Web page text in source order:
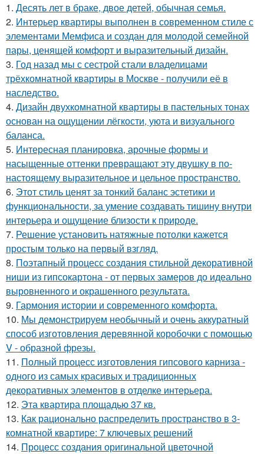
1. Десять лет в браке, двое детей, обычная семья.
2. Интерьер квартиры выполнен в современном стиле с
элементами Мемфиса и создан для молодой семейной
пары, ценящей комфорт и выразительный дизайн.
3. Год назад мы с сестрой стали владелицами
трёхкомнатной квартиры в Москве - получили её в
наследство.
4. Дизайн двухкомнатной квартиры в пастельных тонах
основан на ощущении лёгкости, уюта и визуального
баланса.
5. Интересная планировка, арочные формы и
насыщенные оттенки превращают эту двушку в по-
настоящему выразительное и цельное пространство.
6. Этот стиль ценят за тонкий баланс эстетики и
функциональности, за умение создавать тишину внутри
интерьера и ощущение близости к природе.
7. Решение установить натяжные потолки кажется
простым только на первый взгляд.
8. Поэтапный процесс создания стильной декоративной
ниши из гипсокартона - от первых замеров до идеально
выровненного и окрашенного результата.
9. Гармония истории и современного комфорта.
10. Мы демонстрируем необычный и очень аккуратный
способ изготовления деревянной коробочки с помощью
V - образной фрезы.
11. Полный процесс изготовления гипсового карниза -
одного из самых красивых и традиционных
декоративных элементов в отделке интерьера.
12. Эта квартира площадью 37 кв.
13. Как рационально распределить пространство в 3-
комнатной квартире: 7 ключевых решений
14. Процесс создания оригинальной цветочной